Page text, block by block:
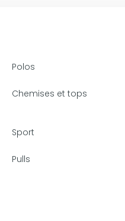
Polos
Chemises et tops
Sport
Pulls